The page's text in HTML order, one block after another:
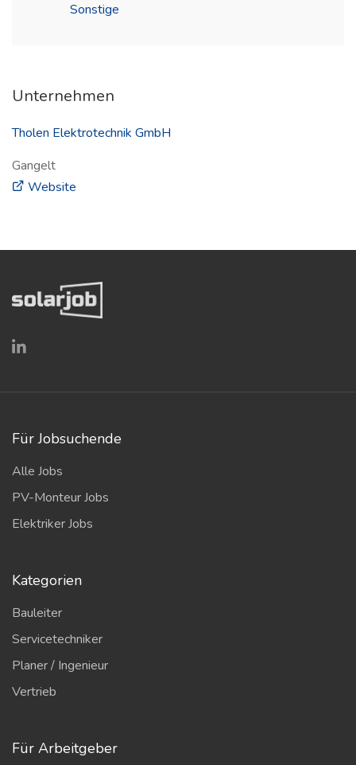
Sonstige
Unternehmen
Tholen Elektrotechnik GmbH
Gangelt
Website
Für Jobsuchende
Alle Jobs
PV-Monteur Jobs
Elektriker Jobs
Kategorien
Bauleiter
Servicetechniker
Planer / Ingenieur
Vertrieb
Für Arbeitgeber